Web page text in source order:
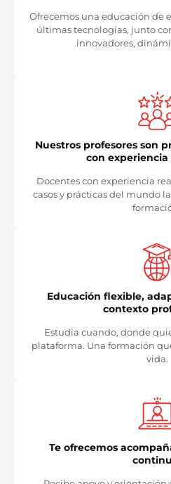
Ofrecemos una educación de
últimas tecnologías, junto
innovadores,
Nuestros profesores son
con experiencia
Docentes con experiencia
casos y prácticas del mundo
Educación flexible,
contexto
Estudia cuando, donde
plataforma. Una formación
vida.
Te ofrecemos